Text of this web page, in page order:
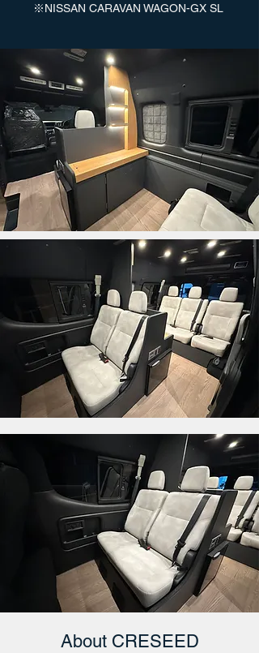
※NISSAN CARAVAN WAGON-GX SL
​About CRESEED